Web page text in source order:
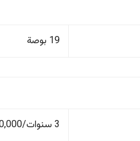
19 بوصة
3 سنوات/100,000 كم